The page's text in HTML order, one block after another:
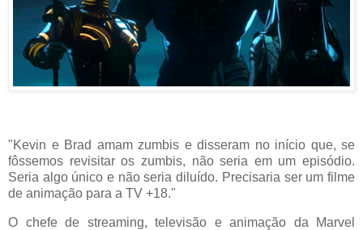
"Kevin e Brad amam zumbis e disseram no início que, se
fôssemos revisitar os zumbis, não seria em um episódio.
Seria algo único e não seria diluído. Precisaria ser um filme
de animação para a TV +18."
O chefe de streaming, televisão e animação da Marvel